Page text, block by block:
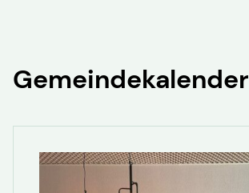
Gemeindekalender